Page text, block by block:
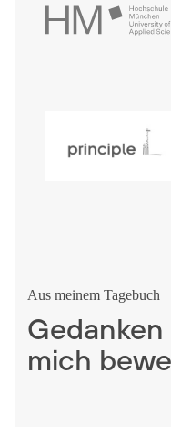
Aus meinem Tagebuch
mich